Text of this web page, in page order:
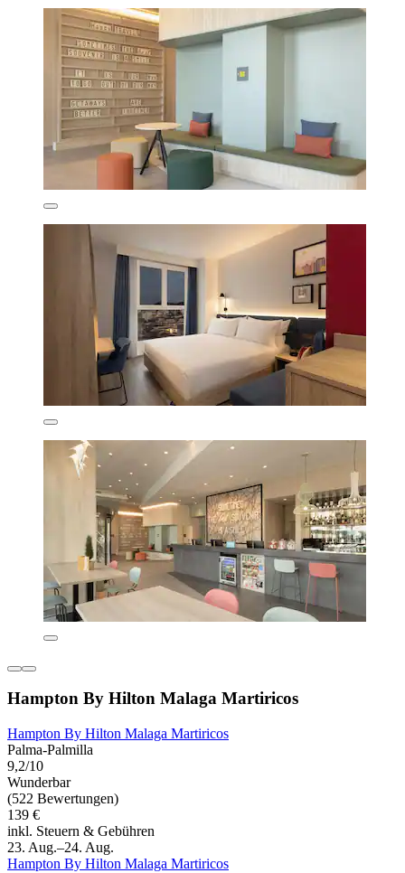
Hampton By Hilton Malaga Martiricos
Hampton By Hilton Malaga Martiricos
Palma-Palmilla
9,2/10
Wunderbar
(522 Bewertungen)
139 €
inkl. Steuern & Gebühren
23. Aug.–24. Aug.
Hampton By Hilton Malaga Martiricos